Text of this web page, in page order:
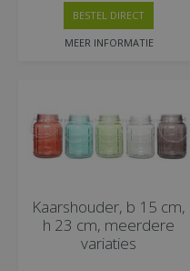
MEER INFORMATIE
BESTEL DIRECT
Kaarshouder, b 15 cm,
h 23 cm, meerdere
variaties